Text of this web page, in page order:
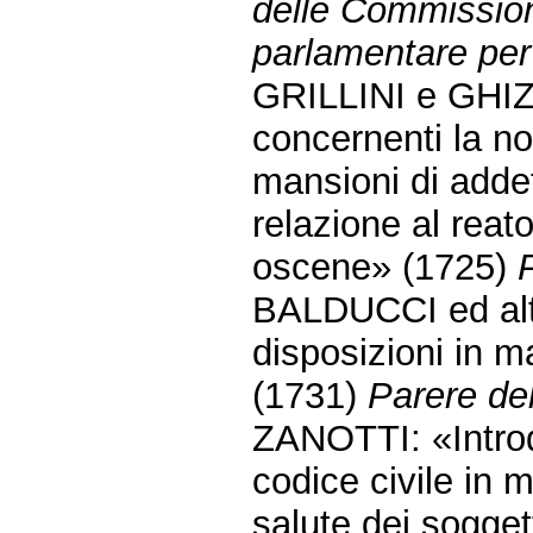
delle
parlamentare
GRILLINI e
concernenti la
mansioni di
relazione al
oscene» (1725)
BALDUCCI ed
disposizioni in
(1731) Parere
ZANOTTI:
codice civile in
salute dei